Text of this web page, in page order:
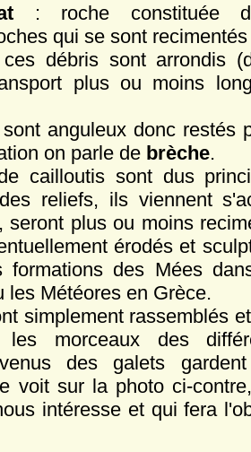
: roche constituée
qui se sont recimentés
débris sont arrondis
plus ou moins
anguleux donc restés
on parle de brèche.
cailloutis sont dus
reliefs, ils viennent
seront plus ou moins
érodés et
formations des Mées
les Météores en Grèce.
simplement rassemblés
les morceaux des
des galets
voit sur la photo ci-
intéresse et qui fera